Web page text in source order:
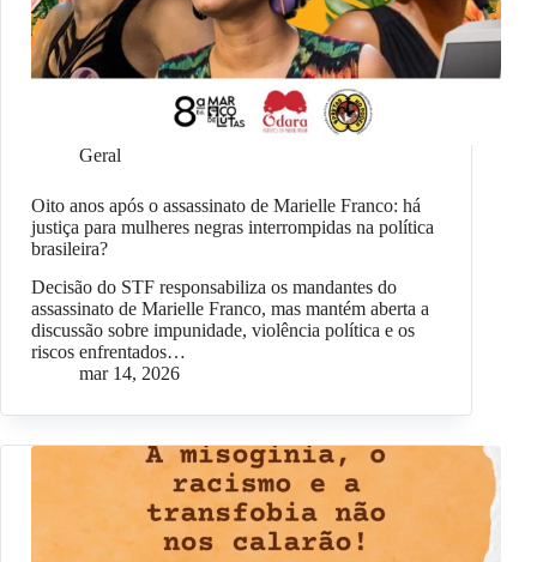
Geral
Oito anos após o assassinato de Marielle Franco: há
justiça para mulheres negras interrompidas na política
brasileira?
Decisão do STF responsabiliza os mandantes do
assassinato de Marielle Franco, mas mantém aberta a
discussão sobre impunidade, violência política e os
riscos enfrentados…
mar 14, 2026